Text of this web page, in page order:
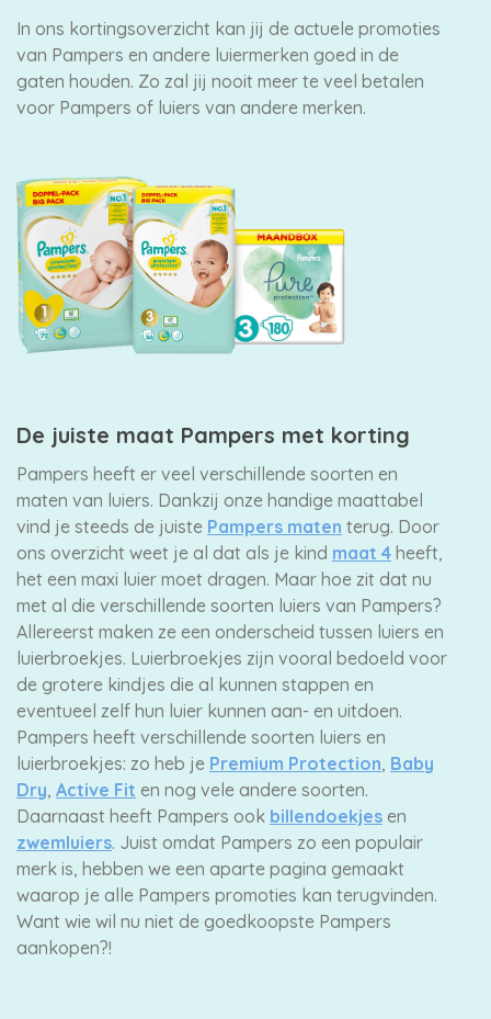
In ons kortingsoverzicht kan jij de actuele promoties
van Pampers en andere luiermerken goed in de
gaten houden. Zo zal jij nooit meer te veel betalen
voor Pampers of luiers van andere merken.
De juiste maat Pampers met korting
Pampers heeft er veel verschillende soorten en
maten van luiers. Dankzij onze handige maattabel
vind je steeds de juiste Pampers maten terug. Door
ons overzicht weet je al dat als je kind maat 4 heeft,
het een maxi luier moet dragen. Maar hoe zit dat nu
met al die verschillende soorten luiers van Pampers?
Allereerst maken ze een onderscheid tussen luiers en
luierbroekjes. Luierbroekjes zijn vooral bedoeld voor
de grotere kindjes die al kunnen stappen en
eventueel zelf hun luier kunnen aan- en uitdoen.
Pampers heeft verschillende soorten luiers en
luierbroekjes: zo heb je Premium Protection Baby
Dry Active Fit en nog vele andere soorten.
Daarnaast heeft Pampers ook billendoekjes en
zwemluiers. Juist omdat Pampers zo een populair
merk is, hebben we een aparte pagina gemaakt
waarop je alle Pampers promoties kan terugvinden.
Want wie wil nu niet de goedkoopste Pampers
aankopen?!